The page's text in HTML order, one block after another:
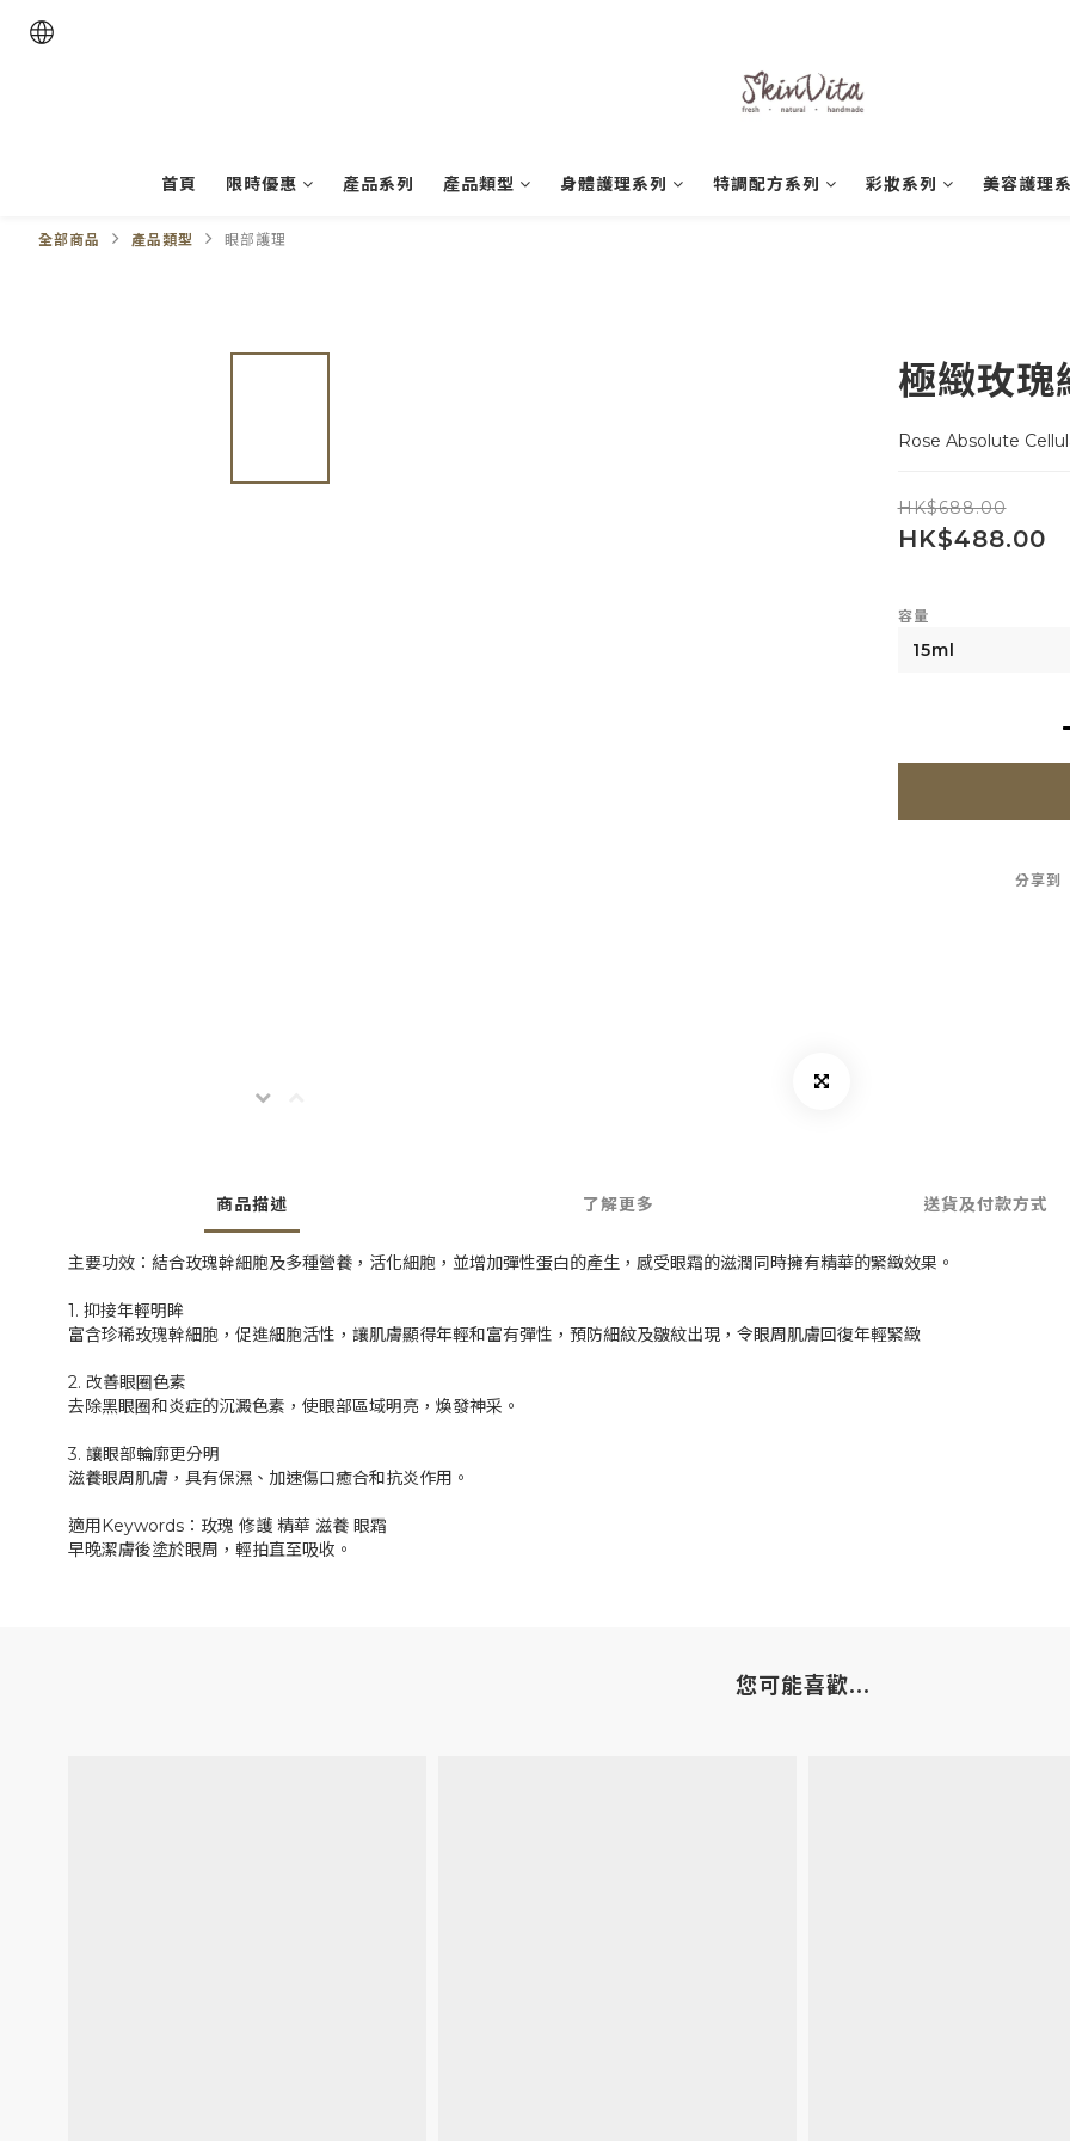
首頁 限時優惠 產品系列 產品類型 身體護理系列 特調配方系列 彩妝系列 美容護理
全部商品 產品類型 眼部護理
極緻玫瑰
Rose Absolute
HK$688.00
HK$488.00
容量
分享到
商品描述 了解更多 送貨及付款方式
主要功效：結合玫瑰幹細胞及多種營養，活化細胞，並增加彈性蛋白的產生，感受眼霜的滋潤同時擁有精華的緊緻效果。
1. 抑接年輕明眸
富含珍稀玫瑰幹細胞，促進細胞活性，讓肌膚顯得年輕和富有彈性，預防細紋及皺紋出現，令眼周肌膚回復年輕緊緻
2. 改善眼圈色素
去除黑眼圈和炎症的沉澱色素，使眼部區域明亮，煥發神采。
3. 讓眼部輪廓更分明
滋養眼周肌膚，具有保濕、加速傷口癒合和抗炎作用。
適用Keywords：玫瑰 修護 精華 滋養 眼霜
早晚潔膚後塗於眼周，輕拍直至吸收。
您可能喜歡...